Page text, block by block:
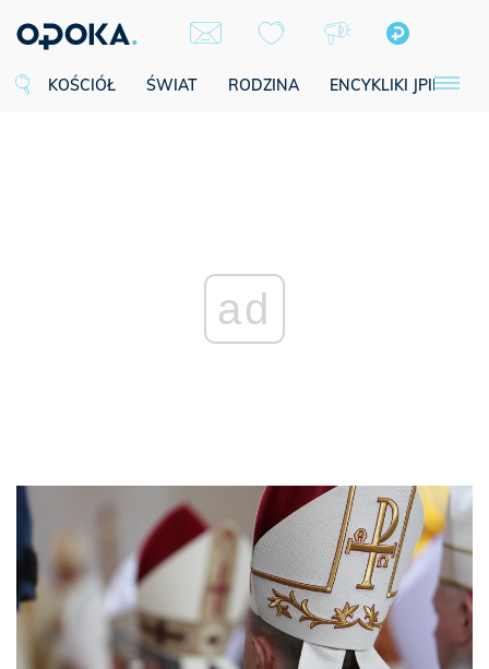
KOŚCIÓŁ ŚWIAT RODZINA ENCYKLIKI JPII
ad